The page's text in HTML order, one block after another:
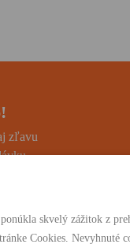
zľavu
skvelý zážitok z
Cookies. Nevyhnuté